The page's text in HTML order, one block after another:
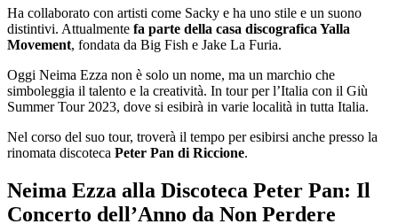
Ha collaborato con artisti come Sacky e ha uno stile e un suono
distintivi. Attualmente fa parte della casa discografica Yalla
Movement, fondata da Big Fish e Jake La Furia.
Oggi Neima Ezza non è solo un nome, ma un marchio che
simboleggia il talento e la creatività. In tour per l’Italia con il Giù
Summer Tour 2023, dove si esibirà in varie località in tutta Italia.
Nel corso del suo tour, troverà il tempo per esibirsi anche presso la
rinomata discoteca Peter Pan di Riccione.
Neima Ezza alla Discoteca Peter Pan: Il
Concerto dell’Anno da Non Perdere